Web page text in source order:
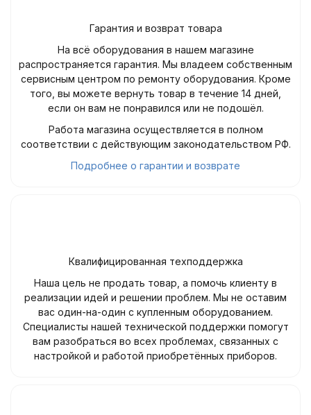
Гарантия и возврат товара
На всё оборудования в нашем магазине
распространяется гарантия. Мы владеем собственным
сервисным центром по ремонту оборудования. Кроме
того, вы можете вернуть товар в течение 14 дней,
если он вам не понравился или не подошёл.
Работа магазина осуществляется в полном
соответствии с действующим законодательством РФ.
Подробнее о гарантии и возврате
Квалифицированная техподдержка
Наша цель не продать товар, а помочь клиенту в
реализации идей и решении проблем. Мы не оставим
вас один-на-один с купленным оборудованием.
Специалисты нашей технической поддержки помогут
вам разобраться во всех проблемах, связанных с
настройкой и работой приобретённых приборов.